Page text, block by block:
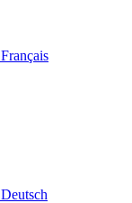
Français
Deutsch